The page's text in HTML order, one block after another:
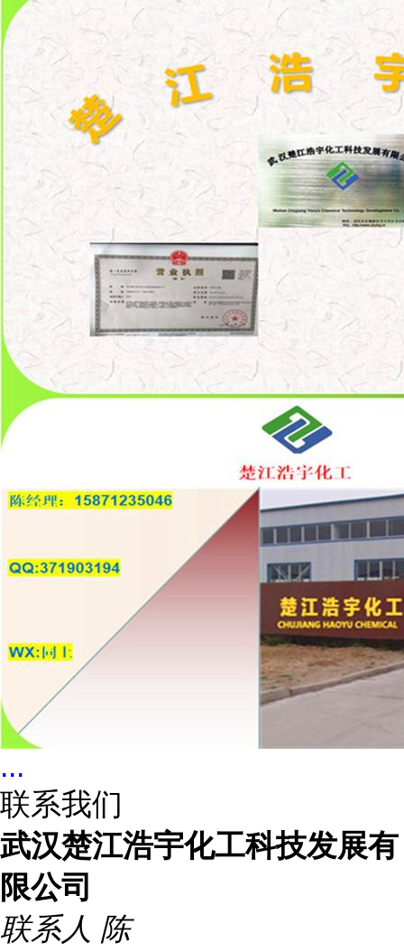
...
联系我们
武汉楚江浩宇化工科技发展有
限公司
联系人 陈